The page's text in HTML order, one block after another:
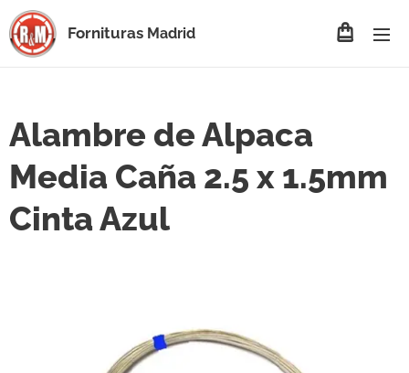
Fornituras Madrid
Alambre de Alpaca
Media Caña 2.5 x 1.5mm
Cinta Azul